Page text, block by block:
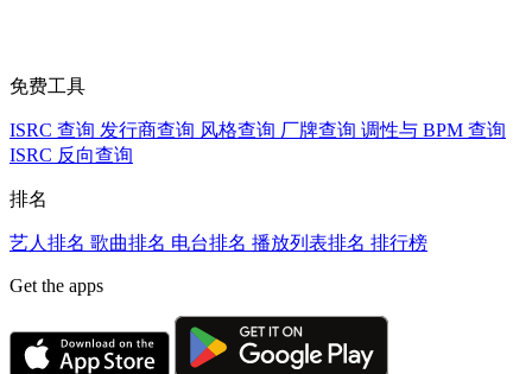
免费工具
ISRC 查询 发行商查询 风格查询 厂牌查询 调性与 BPM 查询
ISRC 反向查询
排名
艺人排名 歌曲排名 电台排名 播放列表排名 排行榜
Get the apps